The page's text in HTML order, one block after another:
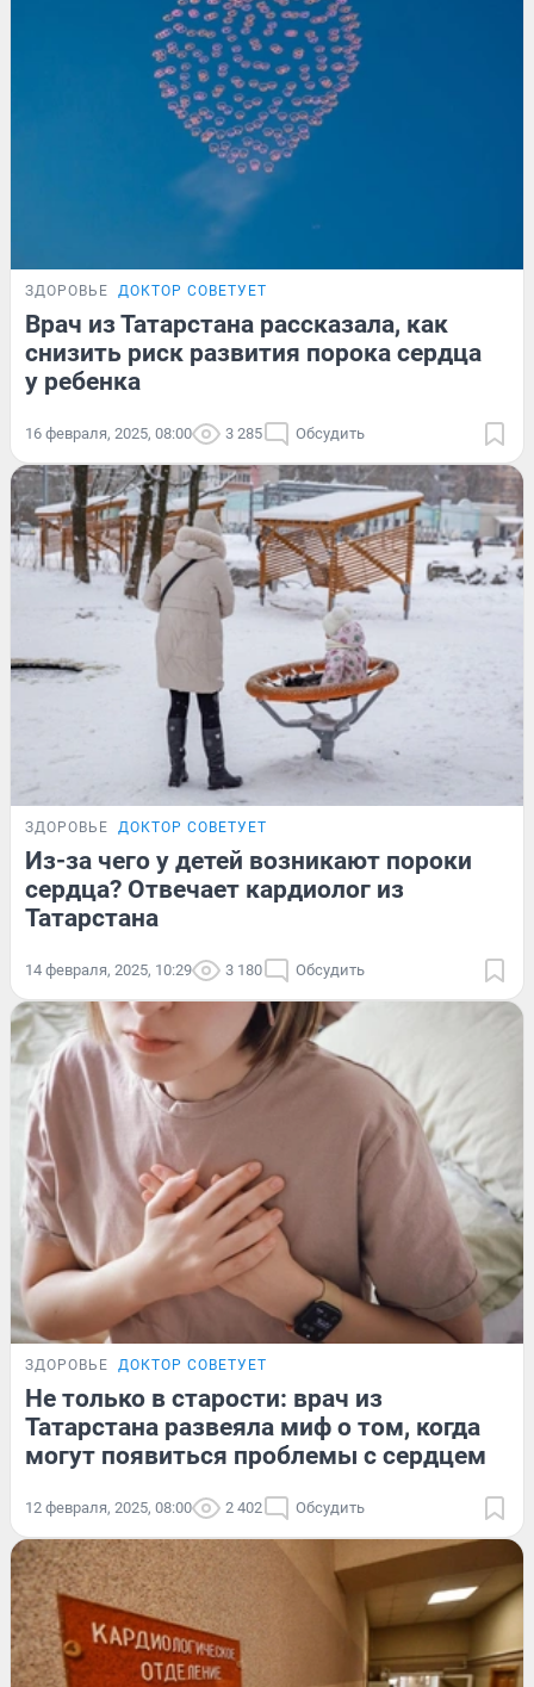
ЗДОРОВЬЕ ДОКТОР СОВЕТУЕТ
Врач из Татарстана рассказала, как
снизить риск развития порока сердца
у ребенка
16 февраля, 2025, 08:00 3 285 Обсудить
ЗДОРОВЬЕ ДОКТОР СОВЕТУЕТ
Из-за чего у детей возникают пороки
сердца? Отвечает кардиолог из
Татарстана
14 февраля, 2025, 10:29 3 180 Обсудить
ЗДОРОВЬЕ ДОКТОР СОВЕТУЕТ
Не только в старости: врач из
Татарстана развеяла миф о том, когда
могут появиться проблемы с сердцем
12 февраля, 2025, 08:00 2 402 Обсудить